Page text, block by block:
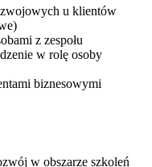
u klientów
z zespołu
w rolę osoby
biznesowymi
w obszarze szkoleń